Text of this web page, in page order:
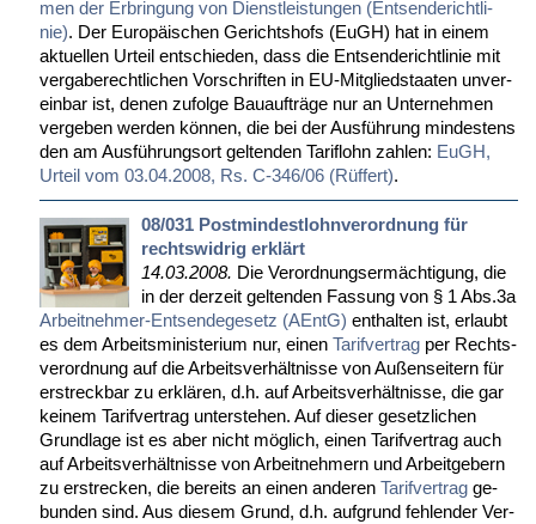
men der Er­brin­gung von Dienst­leis­tun­gen (Ent­sen­de­richt­li­
nie). Der Eu­ro­päi­schen Ge­richts­hofs (EuGH) hat in ei­nem
ak­tu­el­len Ur­teil ent­schie­den, dass die Ent­sen­de­richt­li­nie mit
ver­ga­be­recht­li­chen Vor­schrif­ten in EU-Mit­glied­staa­ten un­ver­
ein­bar ist, de­nen zu­fol­ge Bau­auf­trä­ge nur an Un­ter­neh­men
ver­ge­ben wer­den kön­nen, die bei der Aus­füh­rung min­des­tens
den am Aus­füh­rungs­ort gel­ten­den Ta­rif­lohn zah­len: EuGH,
Ur­teil vom 03.04.2008, Rs. C-346/06 (Rüf­fert).
08/031 Postmindestlohnverordnung für
rechtswidrig erklärt
14.03.2008. Die Ver­ord­nungs­er­mäch­ti­gung, die
in der der­zeit gel­ten­den Fas­sung von § 1 Abs.3a
Ar­beit­neh­mer-Ent­sen­de­ge­setz (AEntG) ent­hal­ten ist, er­laubt
es dem Ar­beits­mi­nis­te­ri­um nur, ei­nen Ta­rif­ver­trag per Rechts­
ver­ord­nung auf die Ar­beits­ver­hält­nis­se von Au­ßen­sei­tern für
er­streck­bar zu er­klä­ren, d.h. auf Ar­beits­ver­hält­nis­se, die gar
kei­nem Ta­rif­ver­trag un­ter­ste­hen. Auf die­ser ge­setz­li­chen
Grund­la­ge ist es aber nicht mög­lich, ei­nen Ta­rif­ver­trag auch
auf Ar­beits­ver­hält­nis­se von Ar­beit­neh­mern und Ar­beit­ge­bern
zu er­stre­cken, die be­reits an ei­nen an­de­ren Ta­rif­ver­trag ge­
bun­den sind. Aus die­sem Grund, d.h. auf­grund feh­len­der Ver­